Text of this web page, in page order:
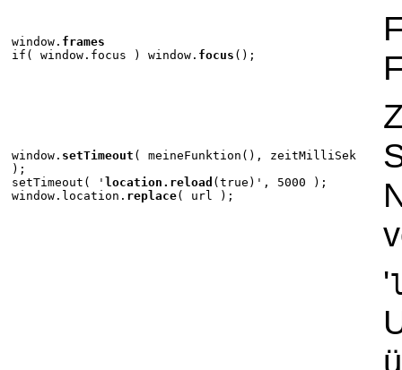
window. frames
if( window.focus ) window. focus ();
window. setTimeout ( meineFunktion(), zeitMilliSek
);
setTimeout( ' location.reload (true)', 5000 );
window.location. replace( url );
'